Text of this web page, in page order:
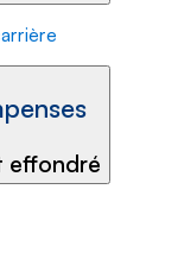
effondré